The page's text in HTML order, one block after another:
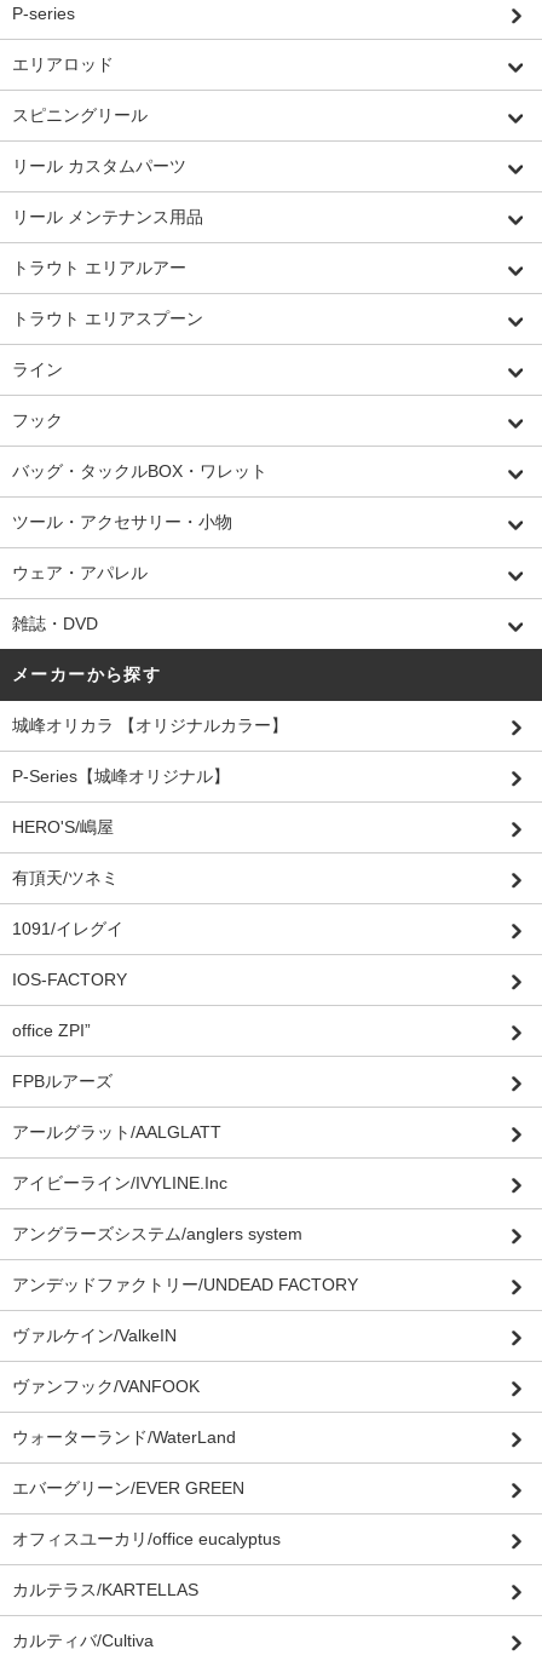
P-series
エリアロッド
スピニングリール
リール カスタムパーツ
リール メンテナンス用品
トラウト エリアルアー
トラウト エリアスプーン
ライン
フック
バッグ・タックルBOX・ワレット
ツール・アクセサリー・小物
ウェア・アパレル
雑誌・DVD
メーカーから探す
城峰オリカラ 【オリジナルカラー】
P-Series【城峰オリジナル】
HERO'S/嶋屋
有頂天/ツネミ
1091/イレグイ
IOS-FACTORY
office ZPI”
FPBルアーズ
アールグラット/AALGLATT
アイビーライン/IVYLINE.Inc
アングラーズシステム/anglers system
アンデッドファクトリー/UNDEAD FACTORY
ヴァルケイン/ValkeIN
ヴァンフック/VANFOOK
ウォーターランド/WaterLand
エバーグリーン/EVER GREEN
オフィスユーカリ/office eucalyptus
カルテラス/KARTELLAS
カルティバ/Cultiva